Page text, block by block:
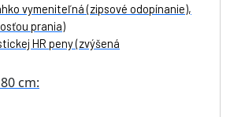
vymeniteľná (zipsové odopínanie),
prania)
HR peny (zvýšená
cm: